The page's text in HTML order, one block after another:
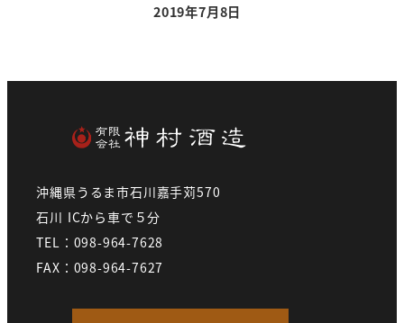
2019年7月8日
沖縄県うるま市石川嘉手苅570
石川 ICから車で５分
TEL：098-964-7628
FAX：098-964-7627